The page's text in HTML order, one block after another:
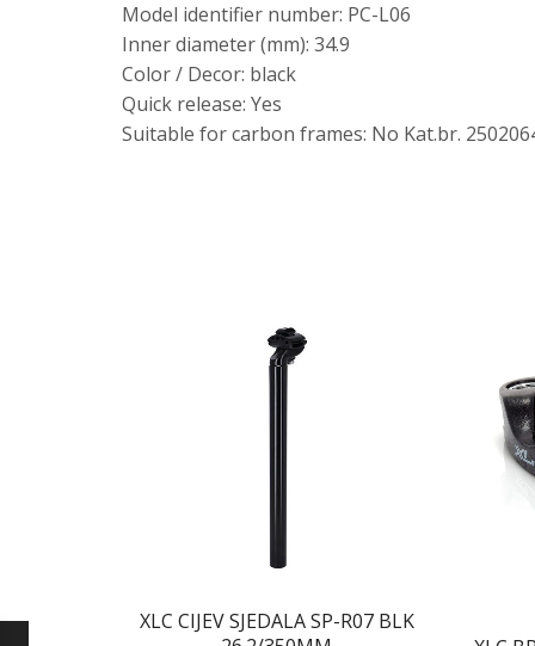
Model identifier number: PC-L06
Inner diameter (mm): 34.9
Color / Decor: black
Quick release: Yes
Suitable for carbon frames: No Kat.br.
XLC CIJEV SJEDALA SP-R07 BLK